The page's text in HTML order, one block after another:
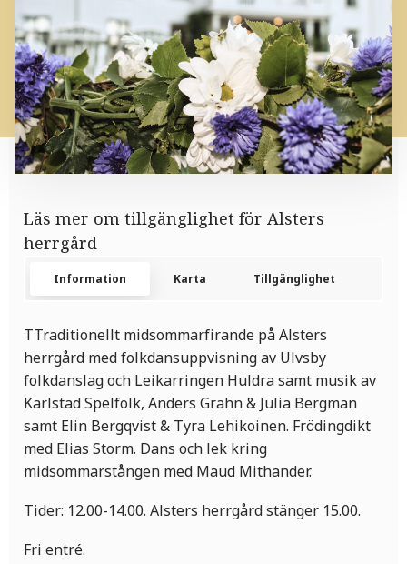
Läs mer om tillgänglighet för Alsters
herrgård
Information Karta Tillgänglighet
TTraditionellt midsommarfirande på Alsters
herrgård med folkdansuppvisning av Ulvsby
folkdanslag och Leikarringen Huldra samt musik av
Karlstad Spelfolk, Anders Grahn & Julia Bergman
samt Elin Bergqvist & Tyra Lehikoinen. Frödingdikt
med Elias Storm. Dans och lek kring
midsommarstången med Maud Mithander.
Tider: 12.00-14.00. Alsters herrgård stänger 15.00.
Fri entré.